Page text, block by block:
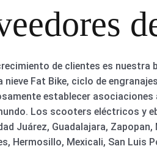
de clientes es nuestra
Fat Bike, ciclo de
establecer asociaciones
Los scooters eléctricos y
Juárez, Guadalajara,
Hermosillo, Mexicali, San Luis